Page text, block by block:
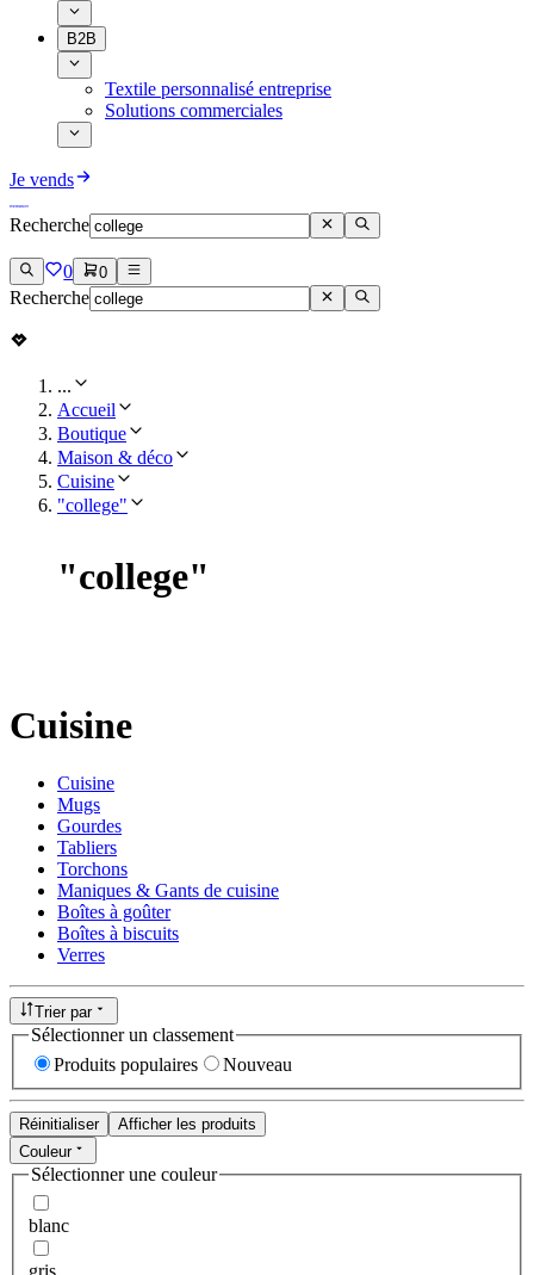
B2B
Textile personnalisé entreprise
Solutions commerciales
Je vends
Recherche
0 0
Recherche
...
Accueil
Boutique
Maison & déco
Cuisine
"college"
"college"
Cuisine
Cuisine
Mugs
Gourdes
Tabliers
Torchons
Maniques & Gants de cuisine
Boîtes à goûter
Boîtes à biscuits
Verres
Trier par
Sélectionner un classement
Produits populaires
Nouveau
Réinitialiser
Afficher les produits
Couleur
Sélectionner une couleur
blanc